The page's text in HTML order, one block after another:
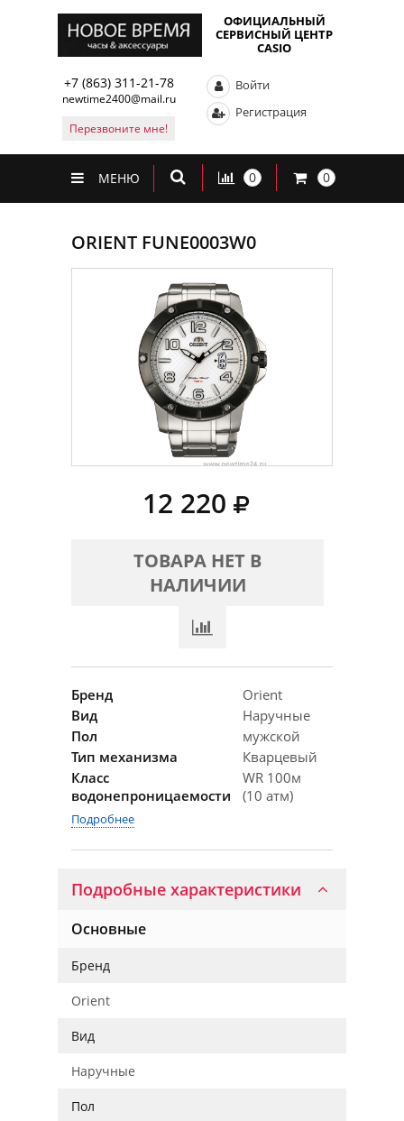
ОФИЦИАЛЬНЫЙ
СЕРВИСНЫЙ ЦЕНТР
CASIO
+7 (863) 311-21-78
newtime2400@mail.ru
Перезвоните мне!
Войти
Регистрация
МЕНЮ 0 0
ORIENT FUNE0003W0
12 220
ТОВАРА НЕТ В
НАЛИЧИИ
Бренд
Orient
Вид
Наручные
Пол
мужской
Тип механизма
Кварцевый
Класс
водонепроницаемости
WR 100м
(10 атм)
Подробнее
Подробные характеристики
Основные
Бренд
Orient
Вид
Наручные
Пол